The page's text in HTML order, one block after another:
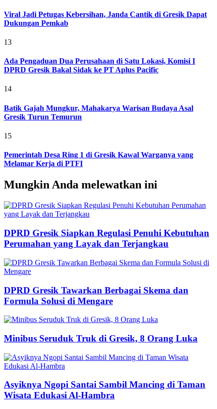
Viral Jadi Petugas Kebersihan, Janda Cantik di Gresik Dapat
Dukungan Pemkab
13
Ada Pengaduan Dua Perusahaan di Satu Lokasi, Komisi I
DPRD Gresik Bakal Sidak ke PT Aplus Pacific
14
Batik Gajah Mungkur, Mahakarya Warisan Budaya Asal
Gresik Turun Temurun
15
Pemerintah Desa Ring 1 di Gresik Kawal Warganya yang
Melamar Kerja di PTFI
Mungkin Anda melewatkan ini
DPRD Gresik Siapkan Regulasi Penuhi Kebutuhan
Perumahan yang Layak dan Terjangkau
DPRD Gresik Tawarkan Berbagai Skema dan
Formula Solusi di Mengare
Minibus Seruduk Truk di Gresik, 8 Orang Luka
Asyiknya Ngopi Santai Sambil Mancing di Taman
Wisata Edukasi Al-Hambra